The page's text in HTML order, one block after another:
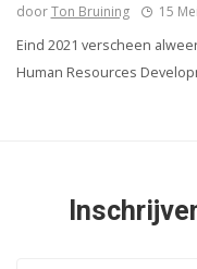
doorTon Bruining
15
Eind 2021 verscheen
Human Resources